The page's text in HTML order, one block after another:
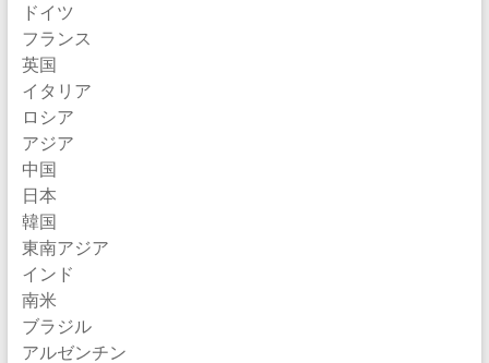
ドイツ
フランス
英国
イタリア
ロシア
アジア
中国
日本
韓国
東南アジア
インド
南米
ブラジル
アルゼンチン